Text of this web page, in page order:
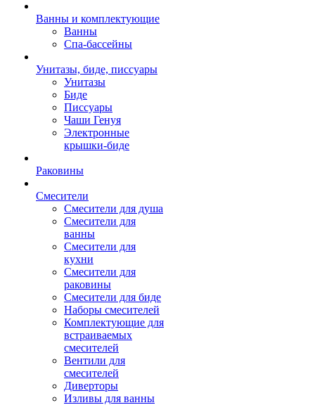
Ванны и комплектующие
Ванны
Спа-бассейны
Унитазы, биде, писсуары
Унитазы
Биде
Писсуары
Чаши Генуя
Электронные
крышки-биде
Раковины
Смесители
Смесители для душа
Смесители для
ванны
Смесители для
кухни
Смесители для
раковины
Смесители для биде
Наборы смесителей
Комплектующие для
встраиваемых
смесителей
Вентили для
смесителей
Диверторы
Изливы для ванны